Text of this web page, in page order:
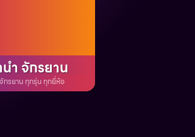
ำ จักรยาน
กรยาน ทุกรุ่น ทุกยี่ห้อ